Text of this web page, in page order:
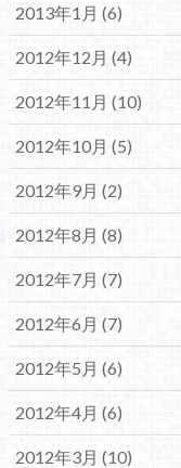
2013年1月 (6)
2012年12月 (4)
2012年11月 (10)
2012年10月 (5)
2012年9月 (2)
2012年8月 (8)
2012年7月 (7)
2012年6月 (7)
2012年5月 (6)
2012年4月 (6)
2012年3月 (10)